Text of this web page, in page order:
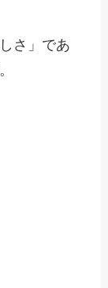
さ」であ